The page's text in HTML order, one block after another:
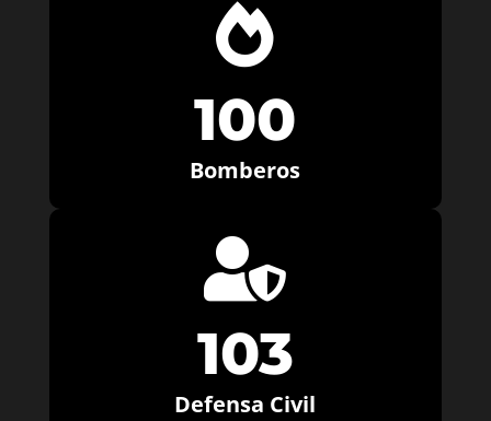

100
Bomberos

103
Defensa Civil